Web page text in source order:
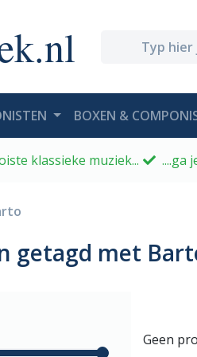
BOXEN &
klassieke muziek... ....ga
getagd met
Geen